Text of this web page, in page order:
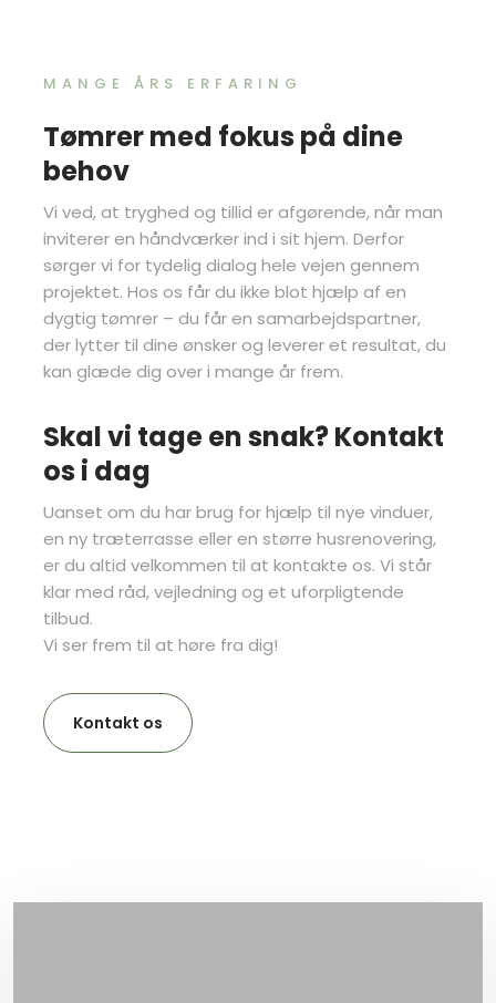
MANGE ÅRS ERFARING
Tømrer med fokus på dine
behov
Vi ved, at tryghed og tillid er afgørende, når man
inviterer en håndværker ind i sit hjem. Derfor
sørger vi for tydelig dialog hele vejen gennem
projektet. Hos os får du ikke blot hjælp af en
dygtig tømrer – du får en samarbejdspartner,
der lytter til dine ønsker og leverer et resultat, du
kan glæde dig over i mange år frem.
Skal vi tage en snak? Kontakt
os i dag
Uanset om du har brug for hjælp til nye vinduer,
en ny træterrasse eller en større husrenovering,
er du altid velkommen til at kontakte os. Vi står
klar med råd, vejledning og et uforpligtende
tilbud.
Vi ser frem til at høre fra dig!​
Kontakt os